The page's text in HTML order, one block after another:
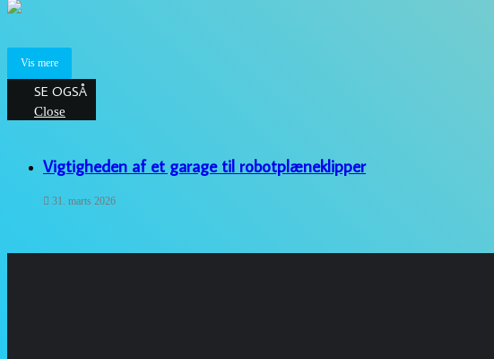
Vis mere
SE OGSÅ
Close
Vigtigheden af et garage til robotplæneklipper
31. marts 2026